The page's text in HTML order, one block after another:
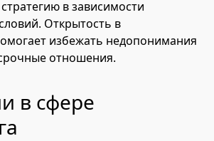
в зависимости
Открытость в
избежать недопонимания
отношения.
в сфере